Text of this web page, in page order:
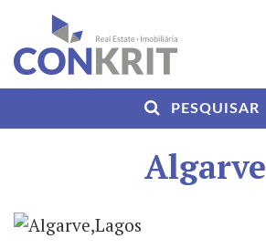
PESQUISAR
Algarve